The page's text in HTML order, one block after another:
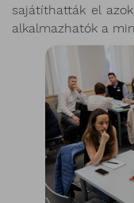
sajátíthatták el
alkalmazhatók a